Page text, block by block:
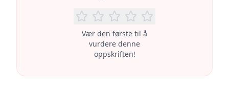
Vær den første til å
vurdere denne
oppskriften!